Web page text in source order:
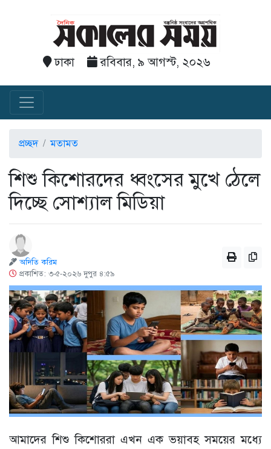
ঢাকা রবিবার, ৯ আগস্ট, ২০২৬
প্রচ্ছদ মতামত
শিশু কিশোরদের ধ্বংসের মুখে ঠেলে
দিচ্ছে সোশ্যাল মিডিয়া
অদিতি করিম
প্রকাশিত: ৩-৫-২০২৬ দুপুর ৪:৫৯
আমাদের শিশু কিশোররা এখন এক ভয়াবহ সময়ের মধ্যে